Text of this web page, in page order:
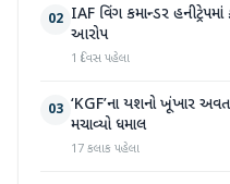
02 IAF વિંગ કમાન્ડર
આરોપ
1 દિવસ પહેલા
03 ‘KGF’ના યશનો ખૂંખાર
મચાવ્યો ધમાલ
17 કલાક પહેલા